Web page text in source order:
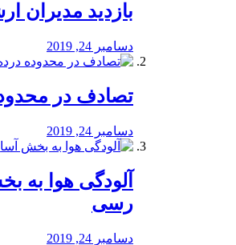
بازدید مدیران
دسامبر 24, 2019
تصادف در
دسامبر 24, 2019
آلودگی هوا به
رسی
دسامبر 24, 2019